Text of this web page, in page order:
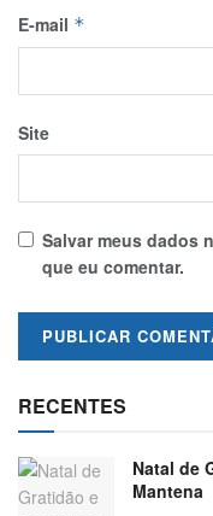
E-mail *
Site
Salvar meus dados
que eu comentar.
RECENTES
Natal de
Mantena